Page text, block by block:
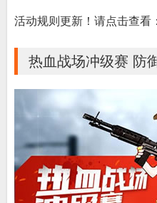
活动规则更新！请点击查看：
热血战场冲级赛 防